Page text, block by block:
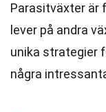
Parasitväxter är
lever på andra
unika strategier
några